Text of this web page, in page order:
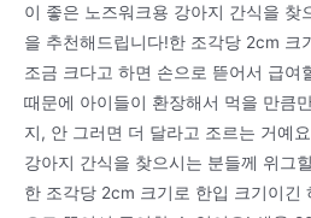
이 좋은 노즈워크용 강아지 간식을 찾
을 추천해드립니다!한 조각당 2cm 크
조금 크다고 하면 손으로 뜯어서 급여
때문에 아이들이 환장해서 먹을 만큼
지, 안 그러면 더 달라고 조르는 거예
강아지 간식을 찾으시는 분들께 위그
한 조각당 2cm 크기로 한입 크기이긴